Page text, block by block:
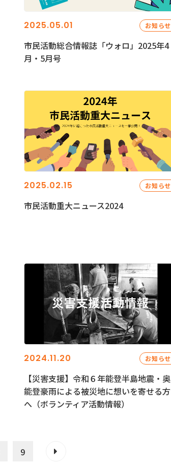
2025.05.01 お知らせ
市民活動総合情報誌「ウォロ」2025年4
月・5月号
2025.02.15 お知らせ
市民活動重大ニュース2024
2024.11.20 お知らせ
【災害支援】令和６年能登半島地震・奥
能登豪雨による被災地に想いを寄せる方
へ（ボランティア活動情報）
9